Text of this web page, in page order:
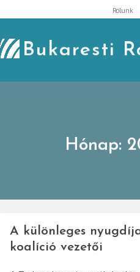
to
content
Rólunk
Bukaresti
Hónap:
A különleges
koalíció vezetői